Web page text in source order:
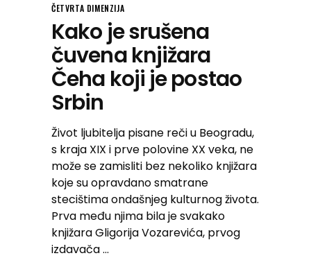
ČETVRTA DIMENZIJA
Kako je srušena
čuvena knjižara
Čeha koji je postao
Srbin
Život ljubitelja pisane reči u Beogradu,
s kraja XIX i prve polovine XX veka, ne
može se zamisliti bez nekoliko knjižara
koje su opravdano smatrane
stecištima ondašnjeg kulturnog života.
Prva među njima bila je svakako
knjižara Gligorija Vozarevića, prvog
izdavača